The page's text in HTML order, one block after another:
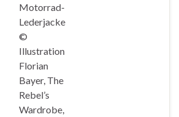
Motorrad-
Lederjacke
©
Illustration
Florian
Bayer, The
Rebel’s
Wardrobe,